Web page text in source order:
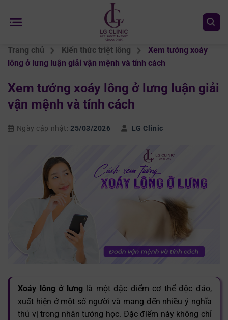
đến
Trang chủ Kiến thức triệt lông
Xem tướng xoáy
lông ở lưng luận giải vận mệnh và tính cách
Xem tướng xoáy lông ở lưng luận giải
vận mệnh và tính cách
Ngày cập nhật: 25/03/2026 LG Clinic
Xoáy lông ở lưng là một đặc điểm cơ thể độc đáo,
xuất hiện ở một số người và mang đến nhiều ý nghĩa
thú vị trong nhân tướng học. Đặc điểm này không chỉ